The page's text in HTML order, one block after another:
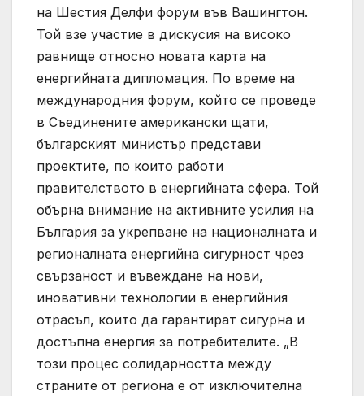
на Шестия Делфи форум във Вашингтон.
Той взе участие в дискусия на високо
равнище относно новата карта на
енергийната дипломация. По време на
международния форум, който се проведе
в Съединените американски щати,
българският министър представи
проектите, по които работи
правителството в енергийната сфера. Той
обърна внимание на активните усилия на
България за укрепване на националната и
регионалната енергийна сигурност чрез
свързаност и въвеждане на нови,
иновативни технологии в енергийния
отрасъл, които да гарантират сигурна и
достъпна енергия за потребителите. „В
този процес солидарността между
страните от региона е от изключителна